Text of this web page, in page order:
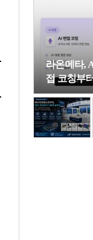
라온메타,
접 코칭부